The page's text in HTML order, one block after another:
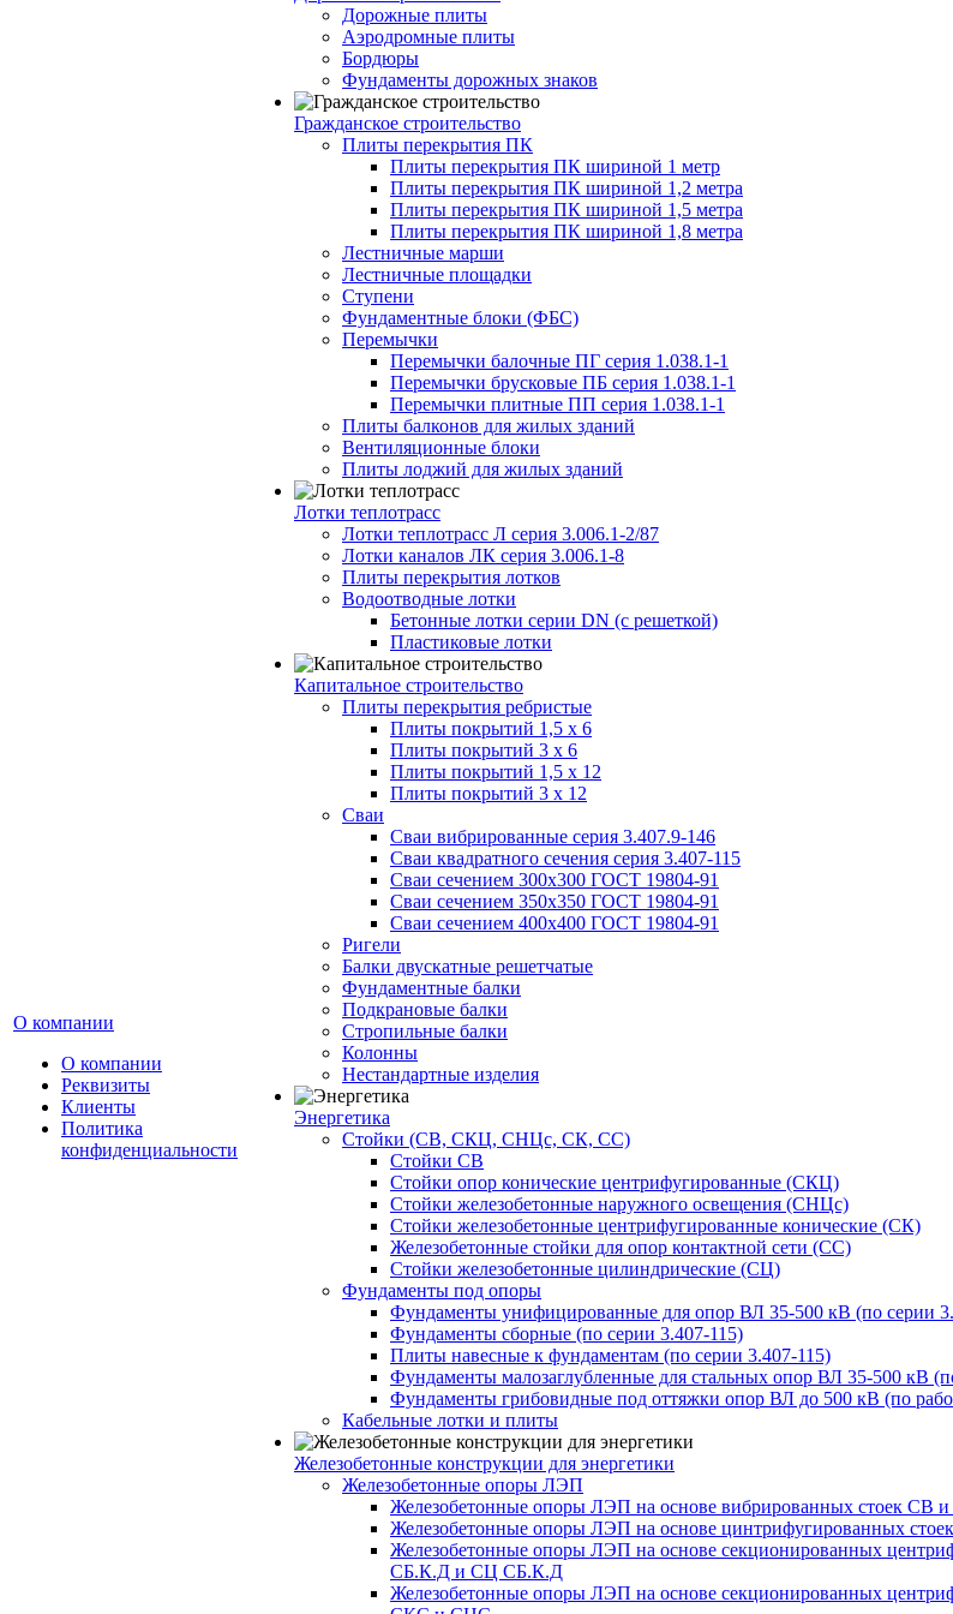
О компании
О компании
Реквизиты
Клиенты
Политика
конфиденциальности
Дорожные плиты
Аэродромные плиты
Бордюры
Фундаменты дорожных знаков
Гражданское строительство
Плиты перекрытия ПК
Плиты перекрытия ПК шириной 1 метр
Плиты перекрытия ПК шириной 1,2 метра
Плиты перекрытия ПК шириной 1,5 метра
Плиты перекрытия ПК шириной 1,8 метра
Лестничные марши
Лестничные площадки
Ступени
Фундаментные блоки (ФБС)
Перемычки
Перемычки балочные ПГ серия 1.038.1-1
Перемычки брусковые ПБ серия 1.038.1-1
Перемычки плитные ПП серия 1.038.1-1
Плиты балконов для жилых зданий
Вентиляционные блоки
Плиты лоджий для жилых зданий
Лотки теплотрасс
Лотки теплотрасс Л серия 3.006.1-2/87
Лотки каналов ЛК серия 3.006.1-8
Плиты перекрытия лотков
Водоотводные лотки
Бетонные лотки серии DN (с решеткой)
Пластиковые лотки
Капитальное строительство
Плиты перекрытия ребристые
Плиты покрытий 1,5 x 6
Плиты покрытий 3 x 6
Плиты покрытий 1,5 x 12
Плиты покрытий 3 x 12
Сваи
Сваи вибрированные серия 3.407.9-146
Сваи квадратного сечения серия 3.407-115
Сваи сечением 300х300 ГОСТ 19804-91
Сваи сечением 350х350 ГОСТ 19804-91
Сваи сечением 400х400 ГОСТ 19804-91
Ригели
Балки двускатные решетчатые
Фундаментные балки
Подкрановые балки
Стропильные балки
Колонны
Нестандартные изделия
Энергетика
Стойки (СВ, СКЦ, СНЦс, СК, СС)
Стойки СВ
Стойки опор конические центрифугированные (СКЦ)
Стойки железобетонные наружного освещения (СНЦс)
Стойки железобетонные центрифугированные конические (СК)
Железобетонные стойки для опор контактной сети (СС)
Стойки железобетонные цилиндрические (СЦ)
Фундаменты под опоры
Фундаменты унифицированные для опор ВЛ 35-500 кВ (по серии
Фундаменты сборные (по серии 3.407-115)
Плиты навесные к фундаментам (по серии 3.407-115)
Фундаменты малозаглубленные для стальных опор ВЛ 35-500 кВ
Фундаменты грибовидные под оттяжки опор ВЛ до 500 кВ (по
Кабельные лотки и плиты
Железобетонные конструкции для энергетики
Железобетонные опоры ЛЭП
Железобетонные опоры ЛЭП на основе вибрированных стоек СВ
Железобетонные опоры ЛЭП на основе цинтрифугированных
Железобетонные опоры ЛЭП на основе секционированных
СБ.К.Д и СЦ СБ.К.Д
Железобетонные опоры ЛЭП на основе секционированных